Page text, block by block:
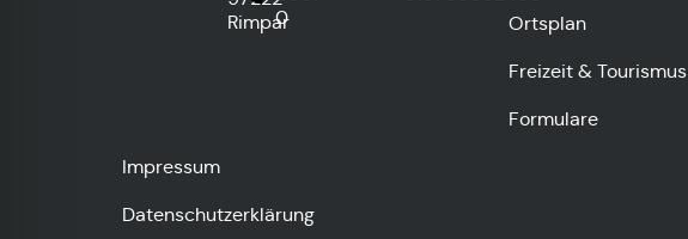
Rimpar
0
Ortsplan
Freizeit & Tourismus
Formulare
Impressum
Datenschutzerklärung